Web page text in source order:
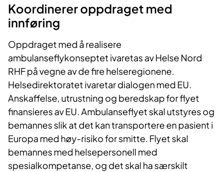
Koordinerer oppdraget med
innføring
Oppdraget med å realisere
ambulanseflykonseptet ivaretas av Helse Nord
RHF på vegne av de fire helseregionene.
Helsedirektoratet ivaretar dialogen med EU.
Anskaffelse, utrustning og beredskap for flyet
finansieres av EU. Ambulanseflyet skal utstyres og
bemannes slik at det kan transportere en pasient i
Europa med høy-risiko for smitte. Flyet skal
bemannes med helsepersonell med
spesialkompetanse, og det skal ha særskilt